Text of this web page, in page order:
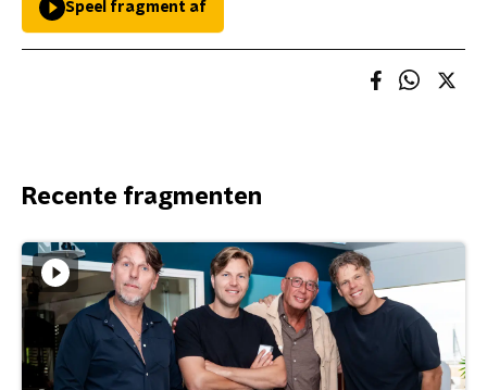
Speel fragment af
Recente fragmenten